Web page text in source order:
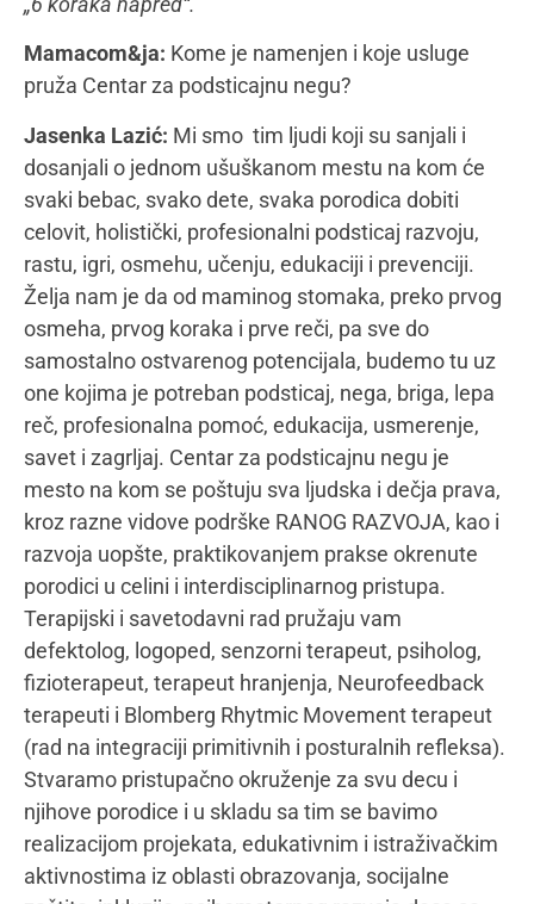
porodici u celini i interdisciplinarnog pristupa.
Terapijski i savetodavni rad pružaju vam
defektolog, logoped, senzorni terapeut, psiholog,
terapeuti i Blomberg Rhytmic Movement terapeut
(rad na integraciji primitivnih i posturalnih refleksa).
Stvaramo pristupačno okruženje za svu decu i
njihove porodice i u skladu sa tim se bavimo
realizacijom projekata, edukativnim i istraživačkim
aktivnostima iz oblasti obrazovanja, socijalne
zaštite, inkluzije, psihomotornog razvoja dece sa
razvojnim smetnjama, kao i na ostvarivanju
njihovog punog potencijala u oblasti motorike,
psihomotorike, govorno-jezičkog, socio-emotivnog i
senzo-motoričkog razvoja.
Mamacom&ja:Koje su Vaše glavne smernice
(vodilje) u radu?
Jasenka Lazić: Jedna od glavnih vodilja mene,
kako kroz posao, tako i kroz život jeste da je
jednakost u iskustvu imperativ. Stvarnost je takva
da se roditelji dece sa kojom radim bore na sve
načine da sistem i podsistemi društva prihvate tu
decu kao deo sebe i da su često izolovani i
usamljeni u tim borbama. Ne bi smelo da je tako.
Ne bi se smelo uskraćivati sticanje iskustva
obrazovanja, pripadnosti, druženja, obaveza, rada
nikome na osnovu fizičkih ili psihičkih osobenosti.